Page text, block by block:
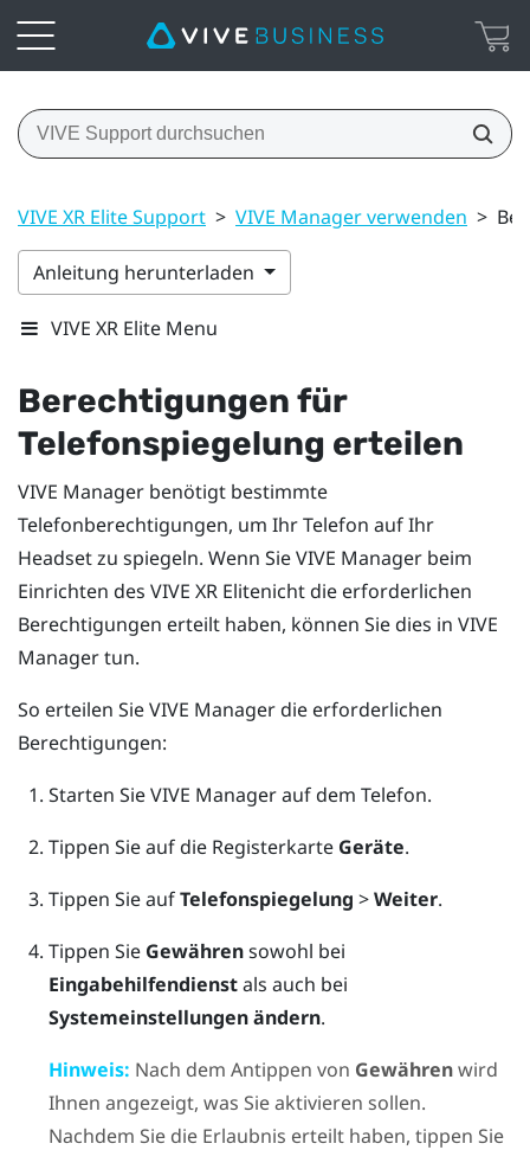
VIVE XR Elite Support > VIVE Manager verwenden >
Anleitung herunterladen
VIVE XR Elite Menu
Berechtigungen für
Telefonspiegelung erteilen
VIVE Manager benötigt bestimmte
Telefonberechtigungen, um Ihr Telefon auf Ihr
Headset zu spiegeln. Wenn SieVIVE Manager beim
Einrichten des VIVE XR Elitenicht die erforderlichen
Berechtigungen erteilt haben, können Sie dies in VIVE
Managertun.
So erteilen SieVIVE Managerdie erforderlichen
Berechtigungen:
Starten SieVIVE Managerauf dem Telefon.
Tippen Sie auf die Registerkarte Geräte.
Tippen Sie aufTelefonspiegelung >Weiter.
Tippen Sie Gewährensowohl bei
Eingabehilfendienstals auch bei
Systemeinstellungen ändern.
Hinweis: Nach dem Antippen von Gewährenwird
Ihnen angezeigt, was Sie aktivieren sollen.
Nachdem Sie die Erlaubnis erteilt haben, tippen Sie